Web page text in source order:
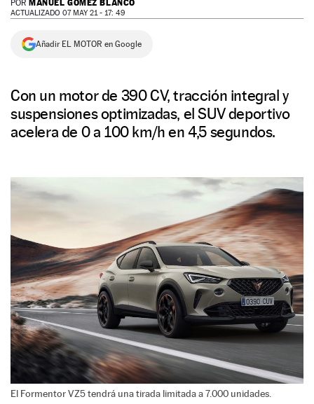
NEWSLETTER
POR MANUEL GÓMEZ BLANCO
ACTUALIZADO 07 MAY 21 - 17: 49
Añadir EL MOTOR en Google
Con un motor de 390 CV, tracción integral y
suspensiones optimizadas, el SUV deportivo
acelera de 0 a 100 km/h en 4,5 segundos.
El Formentor VZ5 tendrá una tirada limitada a 7.000 unidades.